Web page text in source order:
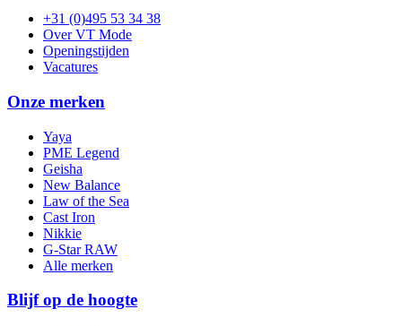
+31 (0)495 53 34 38
Over VT Mode
Openingstijden
Vacatures
Onze merken
Yaya
PME Legend
Geisha
New Balance
Law of the Sea
Cast Iron
Nikkie
G-Star RAW
Alle merken
Blijf op de hoogte